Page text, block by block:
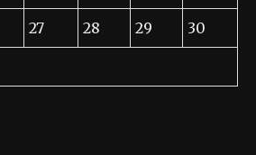
27 28 29 30